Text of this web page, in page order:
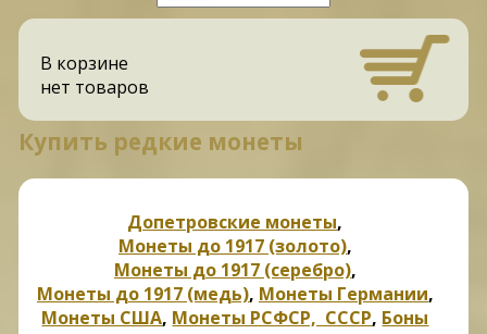
В корзине
нет товаров
Купить редкие монеты
Допетровские монеты,
Монеты до 1917 (золото),
Монеты до 1917 (серебро),
Монеты до 1917 (медь), Монеты Германии,
Монеты США, Монеты РСФСР, СССР, Боны